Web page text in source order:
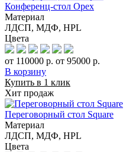
Конференц-стол Орех
Материал
ЛДСП, МДФ, HPL
Цвета
от 110000 р. от 95000 р.
В корзину
Купить в 1 клик
Хит продаж
Переговорный стол Square
Материал
ЛДСП, МДФ, HPL
Цвета